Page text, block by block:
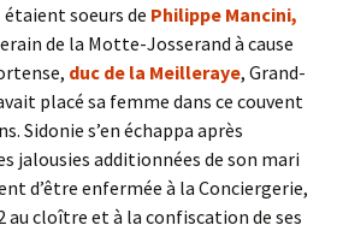
étaient soeurs de Philippe Mancini,
de la Motte-Josserand à cause
duc de la Meilleraye, Grand-
placé sa femme dans ce couvent
Sidonie s’en échappa après
jalousies additionnées de son mari
d’être enfermée à la Conciergerie,
au cloître et à la confiscation de ses